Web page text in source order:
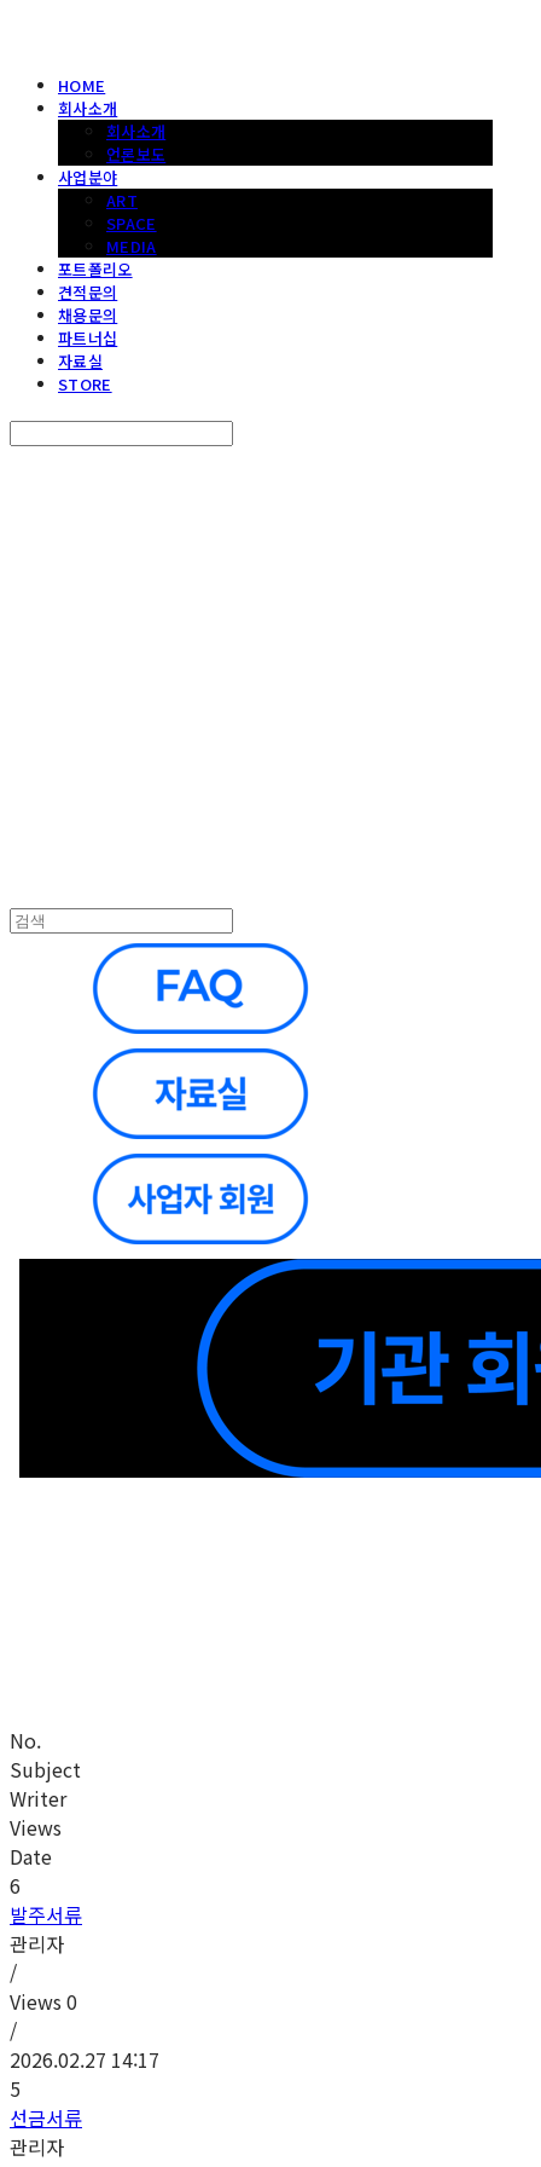
HOME
회사소개
회사소개
언론보도
사업분야
ART
SPACE
MEDIA
포트폴리오
견적문의
채용문의
파트너십
자료실
STORE
No.
Subject
Writer
Views
Date
6
발주서류
관리자
/
Views 0
/
2026.02.27 14:17
5
선금서류
관리자